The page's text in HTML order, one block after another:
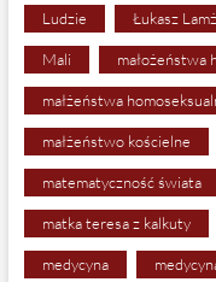
Ludzie Łukasz
Mali małożeństwa
małżeństwa
małżeństwo kościelne
matematyczność świata
matka teresa z kalkuty
medycyna